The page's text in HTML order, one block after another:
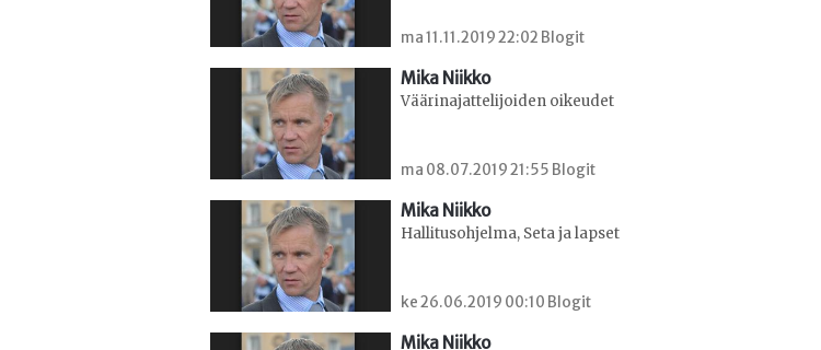
ma 11.11.2019 22:02 Blogit
Mika Niikko
Väärinajattelijoiden oikeudet
ma 08.07.2019 21:55 Blogit
Mika Niikko
Hallitusohjelma, Seta ja lapset
ke 26.06.2019 00:10 Blogit
Mika Niikko